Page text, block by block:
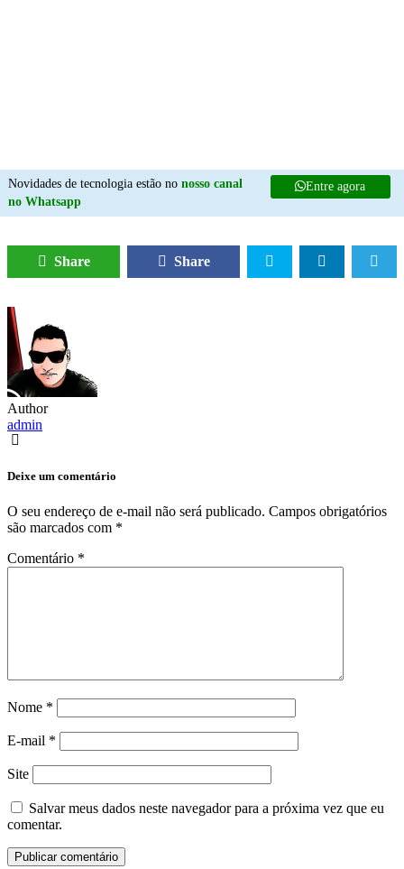
Novidades de tecnologia estão no nosso canal
no Whatsapp
Entre agora
Share Share
Author
admin
Deixe um comentário
O seu endereço de e-mail não será publicado. Campos obrigatórios
são marcados com *
Comentário *
Nome *
E-mail *
Site
Salvar meus dados neste navegador para a próxima vez que eu
comentar.